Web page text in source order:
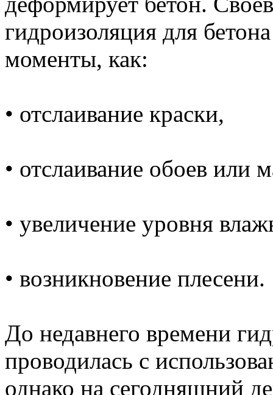
гидроизоляция для бетона
моменты, как:
• отслаивание краски,
• отслаивание обоев или
• увеличение уровня
• возникновение плесени.
До недавнего времени
проводилась с
однако на сегодняшний